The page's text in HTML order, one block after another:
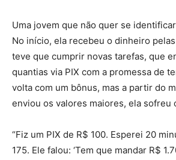
Uma jovem que não quer se
No início, ela recebeu o dinheiro
teve que cumprir novas tarefas, que
quantias via PIX com a promessa de
volta com um bônus, mas a partir do
enviou os valores maiores, ela sofreu
“Fiz um PIX de R$ 100. Esperei 20
175. Ele falou: ‘Tem que mandar R$